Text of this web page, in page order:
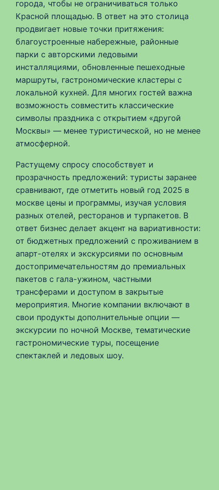
города, чтобы не ограничиваться только
Красной площадью. В ответ на это столица
продвигает новые точки притяжения:
благоустроенные набережные, районные
парки с авторскими ледовыми
инсталляциями, обновленные пешеходные
маршруты, гастрономические кластеры с
локальной кухней. Для многих гостей важна
возможность совместить классические
символы праздника с открытием «другой
Москвы» — менее туристической, но не менее
атмосферной.
Растущему спросу способствует и
прозрачность предложений: туристы заранее
сравнивают, где отметить новый год 2025 в
москве цены и программы, изучая условия
разных отелей, ресторанов и турпакетов. В
ответ бизнес делает акцент на вариативности:
от бюджетных предложений с проживанием в
апарт-отелях и экскурсиями по основным
достопримечательностям до премиальных
пакетов с гала-ужином, частными
трансферами и доступом в закрытые
мероприятия. Многие компании включают в
свои продукты дополнительные опции —
экскурсии по ночной Москве, тематические
гастрономические туры, посещение
спектаклей и ледовых шоу.